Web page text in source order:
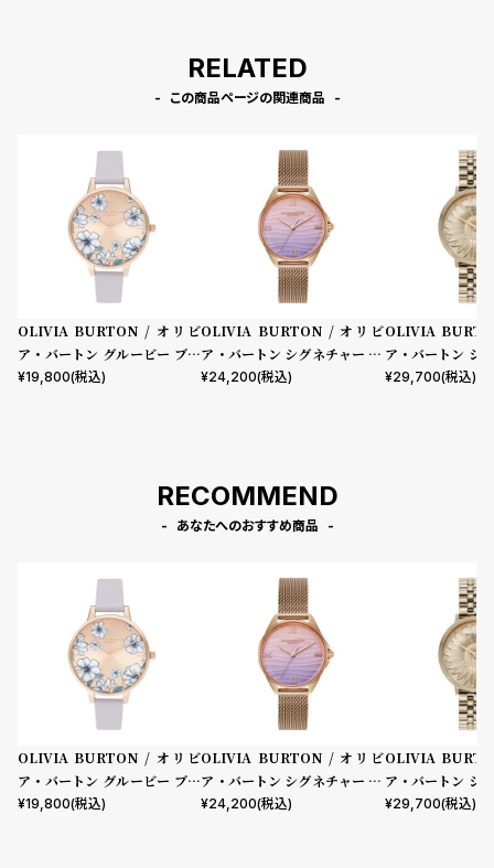
RELATED
この商品ページの関連商品
OLIVIA BURTON / オリビ
ア・バートン グルービー ブル
ームズ パルマ バイオレット ロ
¥19,800(税込)
OLIVIA BURTON / オリビ
ア・バートン シグネチャー - 3
0mm アジュール ピンク パー
¥24,200(税込)
OLIVIA
ア・バートン シ
mm 3Dフラワ
¥29,700(税込)
RECOMMEND
あなたへのおすすめ商品
OLIVIA BURTON / オリビ
ア・バートン グルービー ブル
ームズ パルマ バイオレット ロ
¥19,800(税込)
OLIVIA BURTON / オリビ
ア・バートン シグネチャー - 3
0mm アジュール ピンク パー
¥24,200(税込)
OLIVIA
ア・バートン シ
mm 3Dフラワ
¥29,700(税込)